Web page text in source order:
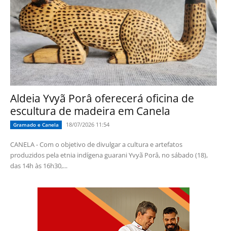
Aldeia Yvyã Porâ oferecerá oficina de
escultura de madeira em Canela
Gramado e Canela 18/07/2026 11:54
CANELA - Com o objetivo de divulgar a cultura e artefatos
produzidos pela etnia indígena guarani Yvyã Porâ, no sábado (18),
das 14h às 16h30,...